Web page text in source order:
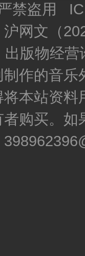
禁盗用
沪网文（
版物经营
作的音
本站资
购买。